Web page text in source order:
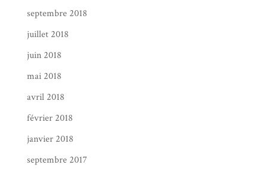
septembre 2018
juillet 2018
juin 2018
mai 2018
avril 2018
février 2018
janvier 2018
septembre 2017